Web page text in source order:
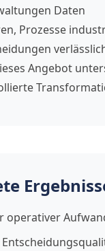
Daten
Prozesse
Angebot
operativer